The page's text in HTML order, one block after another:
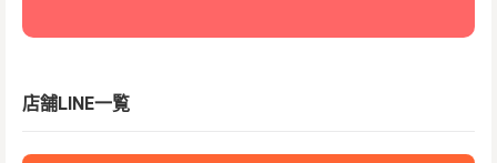
店舗LINE一覧